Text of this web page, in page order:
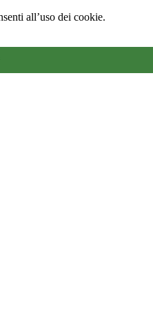
all’uso dei cookie.